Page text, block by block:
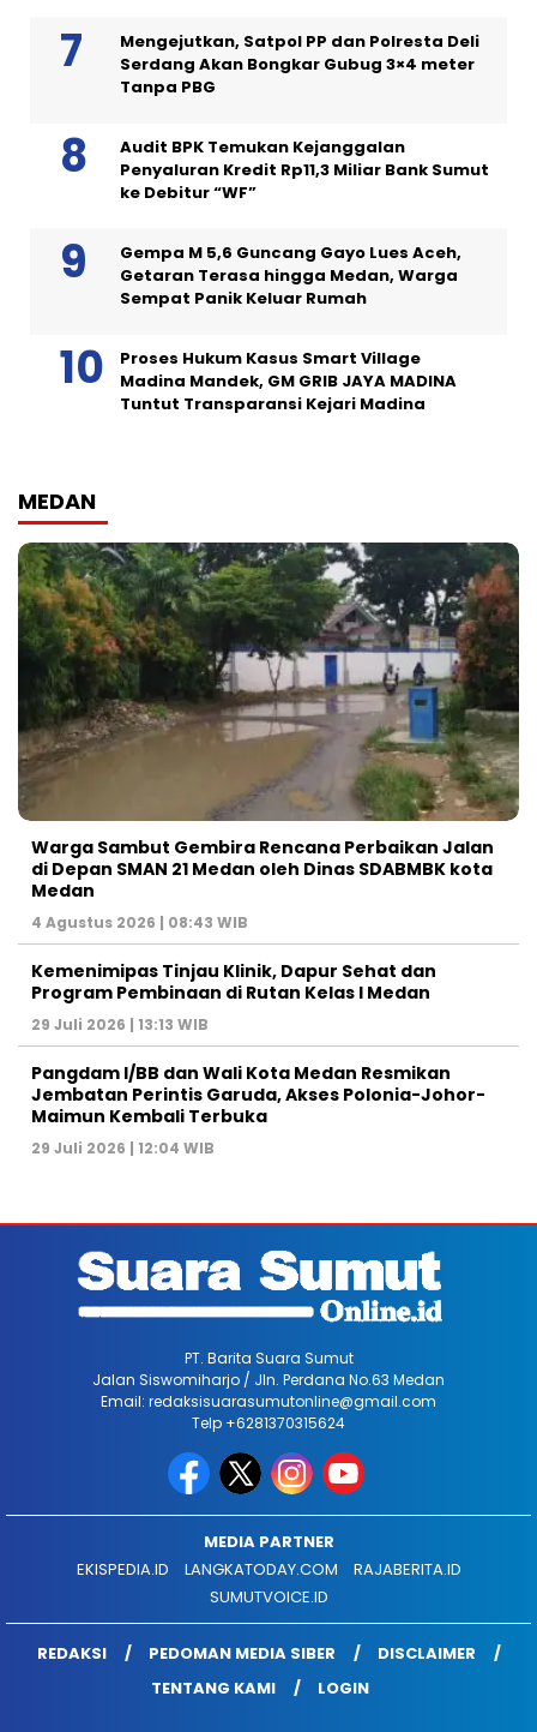
Mengejutkan, Satpol PP dan Polresta Deli
Serdang Akan Bongkar Gubug 3×4 meter
Tanpa PBG
Audit BPK Temukan Kejanggalan
Penyaluran Kredit Rp11,3 Miliar Bank Sumut
ke Debitur “WF”
Gempa M 5,6 Guncang Gayo Lues Aceh,
Getaran Terasa hingga Medan, Warga
Sempat Panik Keluar Rumah
Proses Hukum Kasus Smart Village
Madina Mandek, GM GRIB JAYA MADINA
Tuntut Transparansi Kejari Madina
MEDAN
Warga Sambut Gembira Rencana Perbaikan Jalan
di Depan SMAN 21 Medan oleh Dinas SDABMBK kota
Medan
4 Agustus 2026 | 08:43 WIB
Kemenimipas Tinjau Klinik, Dapur Sehat dan
Program Pembinaan di Rutan Kelas I Medan
29 Juli 2026 | 13:13 WIB
Pangdam I/BB dan Wali Kota Medan Resmikan
Jembatan Perintis Garuda, Akses Polonia-Johor-
Maimun Kembali Terbuka
29 Juli 2026 | 12:04 WIB
PT. Barita Suara Sumut
Jalan Siswomiharjo / Jln. Perdana No.63 Medan
Email: redaksisuarasumutonline@gmail.com
Telp +6281370315624
MEDIA PARTNER
EKISPEDIA.ID
LANGKATODAY.COM
RAJABERITA.ID
SUMUTVOICE.ID
REDAKSI PEDOMAN MEDIA SIBER
DISCLAIMER
TENTANG KAMI
LOGIN